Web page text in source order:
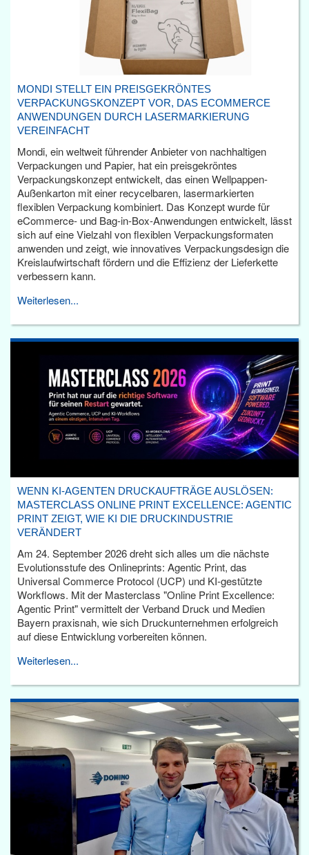
MONDI STELLT EIN PREISGEKRÖNTES
VERPACKUNGSKONZEPT VOR, DAS ECOMMERCE
ANWENDUNGEN DURCH LASERMARKIERUNG
VEREINFACHT
Mondi, ein weltweit führender Anbieter von nachhaltigen
Verpackungen und Papier, hat ein preisgekröntes
Verpackungskonzept entwickelt, das einen Wellpappen-
Außenkarton mit einer recycelbaren, lasermarkierten
flexiblen Verpackung kombiniert. Das Konzept wurde für
eCommerce- und Bag-in-Box-Anwendungen entwickelt, lässt
sich auf eine Vielzahl von flexiblen Verpackungsformaten
anwenden und zeigt, wie innovatives Verpackungsdesign die
Kreislaufwirtschaft fördern und die Effizienz der Lieferkette
verbessern kann.
Weiterlesen...
WENN KI-AGENTEN DRUCKAUFTRÄGE AUSLÖSEN:
MASTERCLASS ONLINE PRINT EXCELLENCE: AGENTIC
PRINT ZEIGT, WIE KI DIE DRUCKINDUSTRIE
VERÄNDERT
Am 24. September 2026 dreht sich alles um die nächste
Evolutionsstufe des Onlineprints: Agentic Print, das
Universal Commerce Protocol (UCP) und KI-gestützte
Workflows. Mit der Masterclass "Online Print Excellence:
Agentic Print" vermittelt der Verband Druck und Medien
Bayern praxisnah, wie sich Druckunternehmen erfolgreich
auf diese Entwicklung vorbereiten können.
Weiterlesen...